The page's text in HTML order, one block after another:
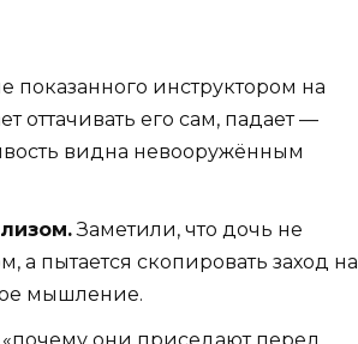
показанного инструктором на
оттачивать его сам, падает —
видна невооружённым
Заметили, что дочь не
а пытается скопировать заход на
мышление.